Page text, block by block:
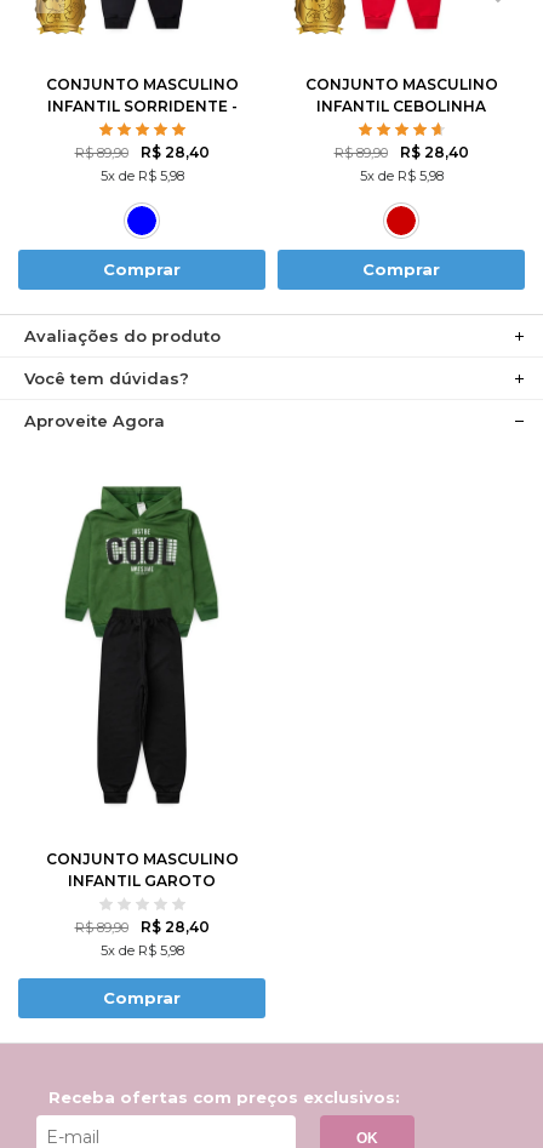
CONJUNTO MASCULINO
INFANTIL SORRIDENTE -
TURMA DA MÔNICA
R$ 89,90 R$ 28,40
5x de R$ 5,98
Comprar
CONJUNTO MASCULINO
INFANTIL CEBOLINHA
SKATISTA - TURMA DA
MÔNICA
R$ 89,90 R$ 28,40
5x de R$ 5,98
Comprar
Avaliações do produto
Você tem dúvidas?
Aproveite Agora
CONJUNTO MASCULINO
INFANTIL GAROTO
INCRÍVEL
R$ 89,90 R$ 28,40
5x de R$ 5,98
Comprar
Receba ofertas com preços exclusivos:
OK